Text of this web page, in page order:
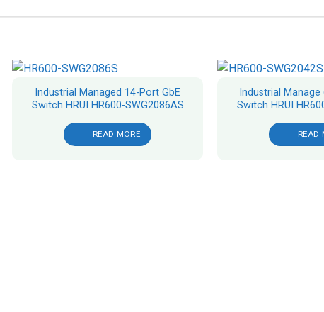
Industrial Managed 14-Port GbE
Switch HRUI HR600-SWG2086AS
READ MORE
Industrial
Switch HRUI
READ